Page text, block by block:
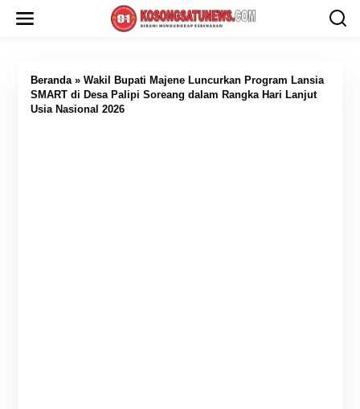
Beranda» Wakil Bupati Majene Luncurkan Program Lansia
SMART di Desa Palipi Soreang dalam Rangka Hari Lanjut
Usia Nasional 2026